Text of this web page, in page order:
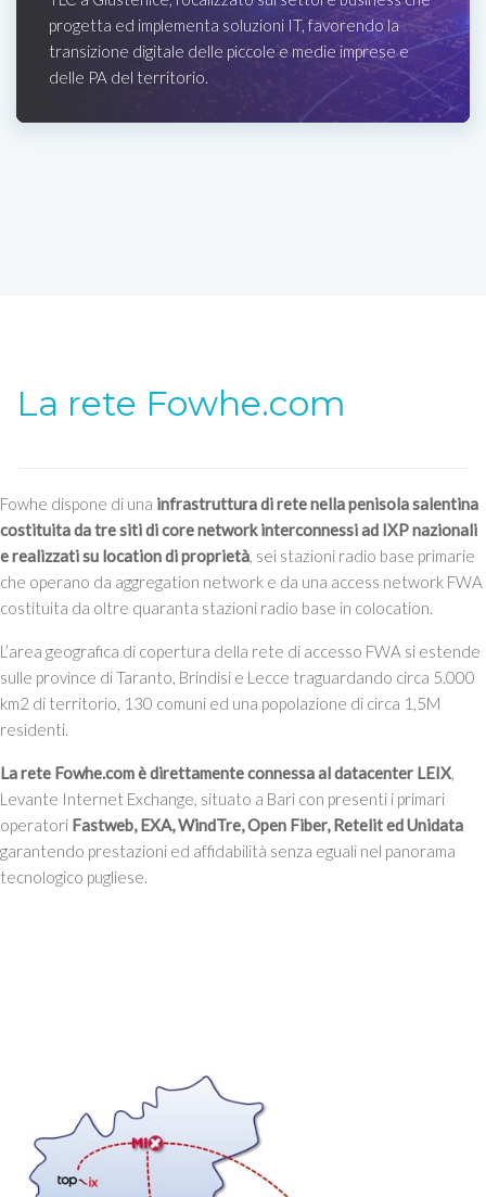
progetta ed implementa soluzioni IT, favorendo la
transizione digitale delle piccole e medie imprese e
delle PA del territorio.
La rete Fowhe.com
Fowhe dispone di una infrastruttura di rete nella penisola salentina
costituita da tre siti di core network interconnessi ad IXP nazionali
e realizzati su location di proprietà, sei stazioni radio base primarie
che operano da aggregation network e da una access network FWA
costituita da oltre quaranta stazioni radio base in colocation.
L’area geografica di copertura della rete di accesso FWA si estende
sulle province di Taranto, Brindisi e Lecce traguardando circa 5.000
km2 di territorio, 130 comuni ed una popolazione di circa 1,5M
residenti.
La rete Fowhe.com è direttamente connessa al datacenter LEIX,
Levante Internet Exchange, situato a Bari con presenti i primari
operatori Fastweb, EXA, WindTre, Open Fiber, Retelit ed Unidata
garantendo prestazioni ed affidabilità senza eguali nel panorama
tecnologico pugliese.